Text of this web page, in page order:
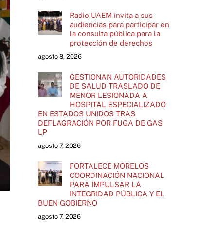
Radio UAEM invita a sus
audiencias para participar en
la consulta pública para la
protección de derechos
agosto 8, 2026
GESTIONAN AUTORIDADES
DE SALUD TRASLADO DE
MENOR LESIONADA A
HOSPITAL ESPECIALIZADO
EN ESTADOS UNIDOS TRAS
DEFLAGRACIÓN POR FUGA DE GAS
LP
agosto 7, 2026
FORTALECE MORELOS
COORDINACIÓN NACIONAL
PARA IMPULSAR LA
INTEGRIDAD PÚBLICA Y EL
BUEN GOBIERNO
agosto 7, 2026